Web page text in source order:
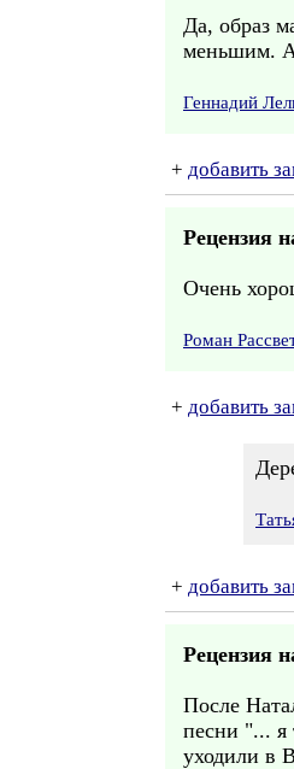
Да, образ
меньшим. А
Геннадий
+ добавить
Рецензия
Очень
Роман
+ добавить
+ добавить
Рецензия
После
песни "... я
уходили в